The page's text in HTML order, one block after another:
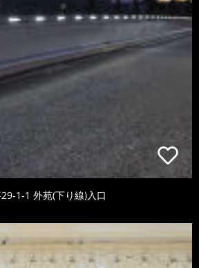
1-1 外苑(下り線)入口